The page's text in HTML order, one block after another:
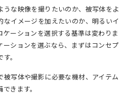
な映像を撮りたいのか、被写体をよ
なイメージを加えたいのか、明るいイ
ケーションを選択する基準は変わりま
ションを選ぶなら、まずはコンセプ
。
写体や撮影に必要な機材、アイテム
きます。